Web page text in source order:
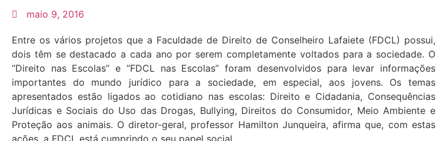
maio 9, 2016
Entre os vários projetos que a Faculdade de Direito de Conselheiro Lafaiete (FDCL) possui,
dois têm se destacado a cada ano por serem completamente voltados para a sociedade. O
“Direito nas Escolas” e “FDCL nas Escolas” foram desenvolvidos para levar informações
importantes do mundo jurídico para a sociedade, em especial, aos jovens. Os temas
apresentados estão ligados ao cotidiano nas escolas: Direito e Cidadania, Consequências
Jurídicas e Sociais do Uso das Drogas, Bullying, Direitos do Consumidor, Meio Ambiente e
Proteção aos animais. O diretor-geral, professor Hamilton Junqueira, afirma que, com estas
ações, a FDCL está cumprindo o seu papel social.